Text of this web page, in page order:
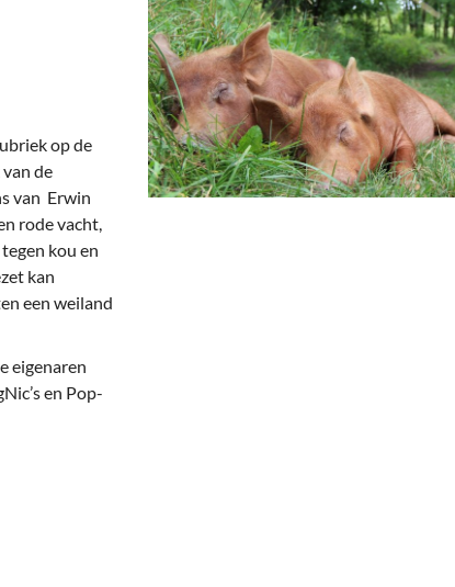
& Uitgaan
Auto's & Fietsen
& Interieur
line bestellen in Zuidhorn
Gemak & Zakelijk
op de
de
van Erwin
rode vacht,
kou en
kan
een weiland
eigenaren
en Pop-